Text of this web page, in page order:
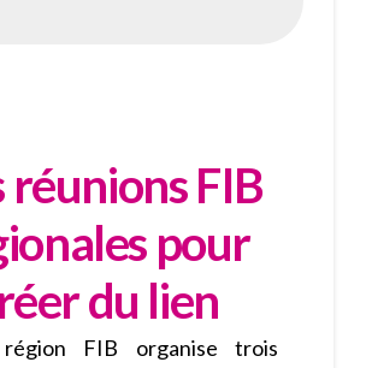
réunions FIB
pour
du lien
région FIB organise trois